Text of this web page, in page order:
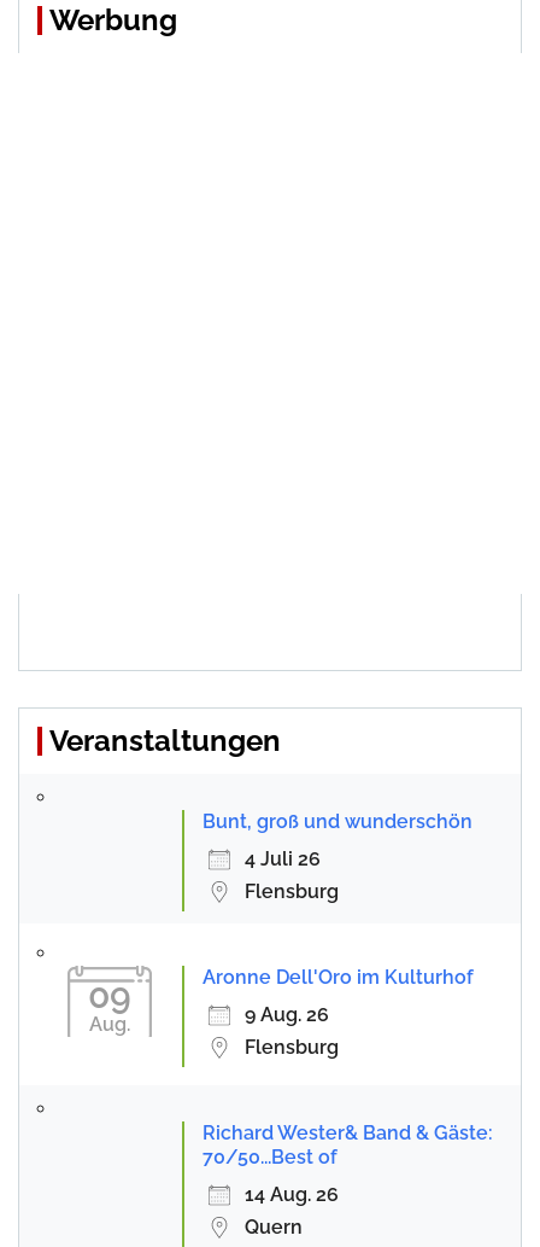
Werbung
Veranstaltungen
Bunt, groß und wunderschön
4 Juli 26
Flensburg
09
Aug.
Aronne Dell'Oro im Kulturhof
9 Aug. 26
Flensburg
Richard Wester& Band & Gäste:
70/50...Best of
14 Aug. 26
Quern